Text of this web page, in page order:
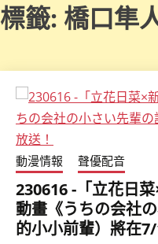
標籤: 橋口隼
動漫情報 聲優配音
230616 -「立花日
動畫《うちの会社
的小小前輩）將在7/